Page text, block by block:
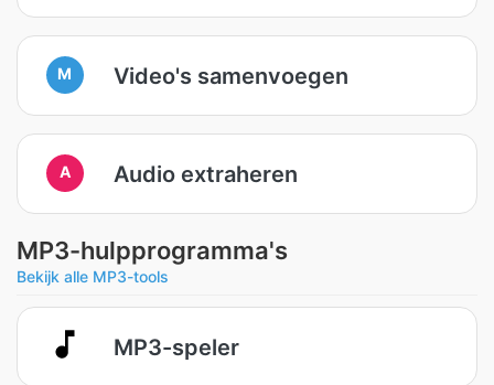
M Video's samenvoegen
A Audio extraheren
MP3-hulpprogramma's
Bekijk alle MP3-tools
MP3-speler